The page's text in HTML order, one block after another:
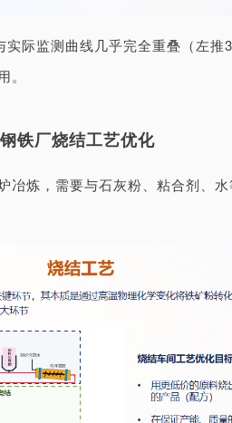
际监测曲线几乎完全重叠（左
钢铁厂烧结工艺优化
炼，需要与石灰粉、粘合剂、